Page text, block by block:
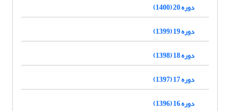
دوره 20 (1400)
دوره 19 (1399)
دوره 18 (1398)
دوره 17 (1397)
دوره 16 (1396)